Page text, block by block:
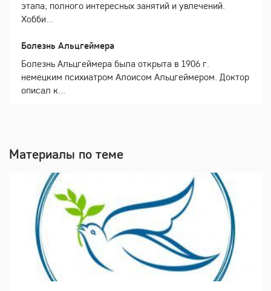
этапа, полного интересных занятий и увлечений.
Хобби...
Болезнь Альцгеймера
Болезнь Альцгеймера была открыта в 1906 г.
немецким психиатром Алоисом Альцгеймером. Доктор
описал к...
Материалы по теме